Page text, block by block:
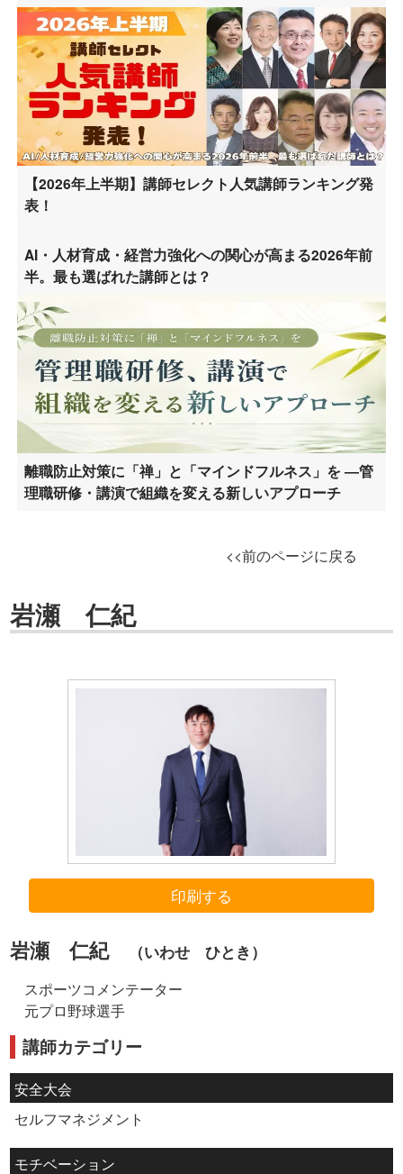
【2026年上半期】講師セレクト人気講師ランキング発
表！
AI・人材育成・経営力強化への関心が高まる2026年前
半。最も選ばれた講師とは？
離職防止対策に「禅」と「マインドフルネス」を ―管
理職研修・講演で組織を変える新しいアプローチ
<<前のページに戻る
岩瀬 仁紀
印刷する
岩瀬 仁紀 （いわせ ひとき）
スポーツコメンテーター
元プロ野球選手
講師カテゴリー
安全大会
セルフマネジメント
モチベーション